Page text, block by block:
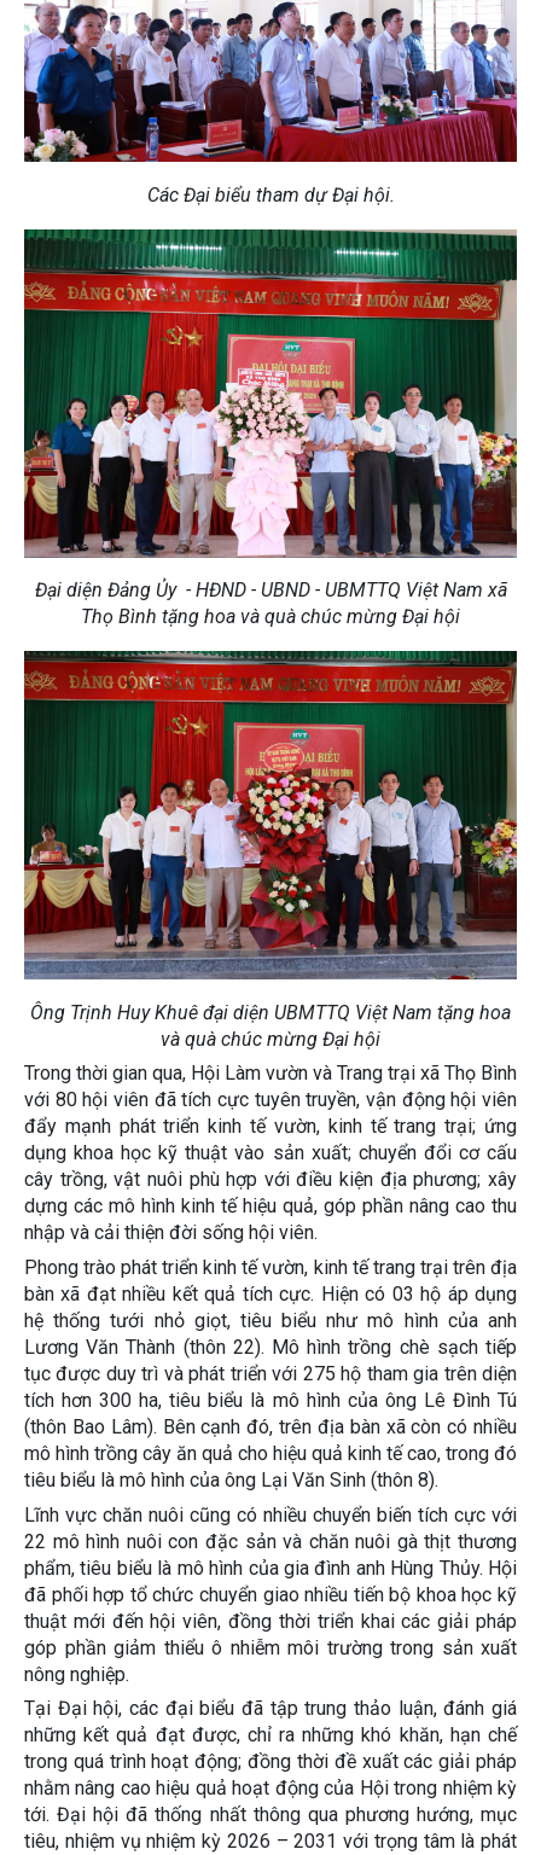
Các Đại biểu tham dự Đại hội.
Đại diện Đảng Ủy - HĐND - UBND - UBMTTQ Việt Nam xã
Thọ Bình tặng hoa và quà chúc mừng Đại hội
Ông Trịnh Huy Khuê đại diện UBMTTQ Việt Nam tặng hoa
và quà chúc mừng Đại hội
Trong thời gian qua, Hội Làm vườn và Trang trại xã Thọ Bình
với 80 hội viên đã tích cực tuyên truyền, vận động hội viên
đẩy mạnh phát triển kinh tế vườn, kinh tế trang trại; ứng
dụng khoa học kỹ thuật vào sản xuất; chuyển đổi cơ cấu
cây trồng, vật nuôi phù hợp với điều kiện địa phương; xây
dựng các mô hình kinh tế hiệu quả, góp phần nâng cao thu
nhập và cải thiện đời sống hội viên.
Phong trào phát triển kinh tế vườn, kinh tế trang trại trên địa
bàn xã đạt nhiều kết quả tích cực. Hiện có 03 hộ áp dụng
hệ thống tưới nhỏ giọt, tiêu biểu như mô hình của anh
Lương Văn Thành (thôn 22). Mô hình trồng chè sạch tiếp
tục được duy trì và phát triển với 275 hộ tham gia trên diện
tích hơn 300 ha, tiêu biểu là mô hình của ông Lê Đình Tú
(thôn Bao Lâm). Bên cạnh đó, trên địa bàn xã còn có nhiều
mô hình trồng cây ăn quả cho hiệu quả kinh tế cao, trong đó
tiêu biểu là mô hình của ông Lại Văn Sinh (thôn 8).
Lĩnh vực chăn nuôi cũng có nhiều chuyển biến tích cực với
22 mô hình nuôi con đặc sản và chăn nuôi gà thịt thương
phẩm, tiêu biểu là mô hình của gia đình anh Hùng Thủy. Hội
đã phối hợp tổ chức chuyển giao nhiều tiến bộ khoa học kỹ
thuật mới đến hội viên, đồng thời triển khai các giải pháp
góp phần giảm thiểu ô nhiễm môi trường trong sản xuất
nông nghiệp.
Tại Đại hội, các đại biểu đã tập trung thảo luận, đánh giá
những kết quả đạt được, chỉ ra những khó khăn, hạn chế
trong quá trình hoạt động; đồng thời đề xuất các giải pháp
nhằm nâng cao hiệu quả hoạt động của Hội trong nhiệm kỳ
tới. Đại hội đã thống nhất thông qua phương hướng, mục
tiêu, nhiệm vụ nhiệm kỳ 2026 – 2031 với trọng tâm là phát